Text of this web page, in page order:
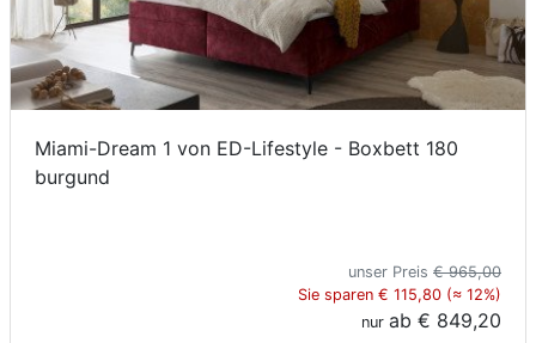
Miami-Dream 1 von ED-Lifestyle - Boxbett 180
burgund
unser Preis € 965,00
Sie sparen € 115,80 (≈ 12%)
nur ab € 849,20